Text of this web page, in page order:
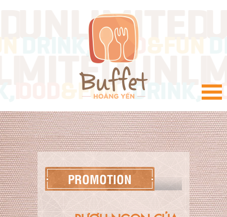
PROMOTION